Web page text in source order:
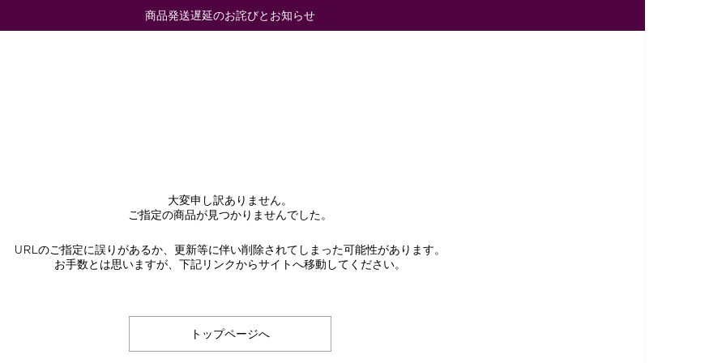
商品発送遅延のお詫びとお知らせ
大変申し訳ありません。
ご指定の商品が見つかりませんでした。
URLのご指定に誤りがあるか、更新等に伴い削除されてしまった可能性があります。
お手数とは思いますが、下記リンクからサイトへ移動してください。
トップページへ